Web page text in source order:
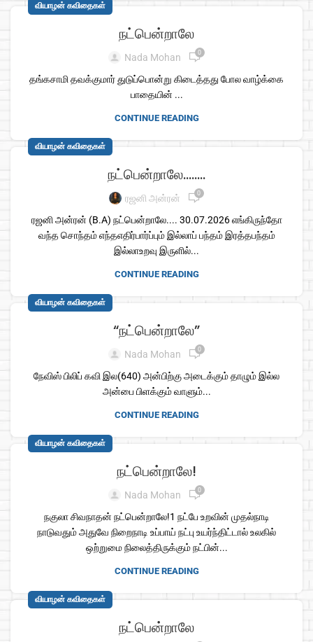
வியாழன் கவிதைகள்
நட்பென்றாலே
Nada Mohan 0
தங்கசாமி தவக்குமார் துடுப்பொன்று கிடைத்தது போல வாழ்க்கை
பாதையின் ...
CONTINUE READING
வியாழன் கவிதைகள்
நட்பென்றாலே……..
ரஜனி அன்ரன் 0
ரஜனி அன்ரன் (B.A) நட்பென்றாலே.... 30.07.2026 எங்கிருந்தோ
வந்த சொந்தம் எந்தஎதிர்பார்ப்பும் இல்லாப் பந்தம் இரத்தபந்தம்
இல்லாஉறவு இருளில்...
CONTINUE READING
வியாழன் கவிதைகள்
“நட்பென்றாலே”
Nada Mohan 0
நேவிஸ் பிலிப் கவி இல(640) அன்பிற்கு அடைக்கும் தாழும் இல்ல
அன்பை பிளக்கும் வாளும்...
CONTINUE READING
வியாழன் கவிதைகள்
நட்பென்றாலே!
Nada Mohan 0
நகுலா சிவநாதன் நட்பென்றாலே!1 நட்பே உறவின் முதல்நாடி
நாடுவதும் அதுவே நிறைநாடி உப்பாய் நட்பு உயர்ந்திட்டால் உலகில்
ஒற்றுமை நிலைத்திருக்கும் நட்பின்...
CONTINUE READING
வியாழன் கவிதைகள்
நட்பென்றாலே